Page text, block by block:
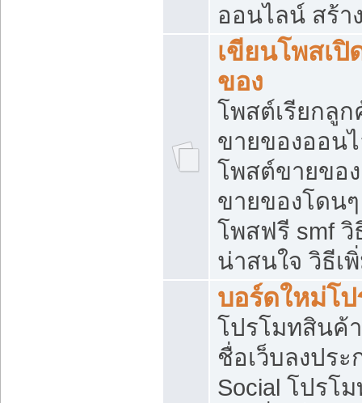
ออนไลน์ สร้า
เขียนโพสเปิ
ของ
โพสต์เรียกลู
ขายของออน
โพสต์ขายขอ
ขายของโดน
โพสฟรี smf
น่าสนใจ วิธีเ
บอร์ดใหม่โ
โปรโมทสินค้
ชื่อเว็บลงปร
Social โปรโ